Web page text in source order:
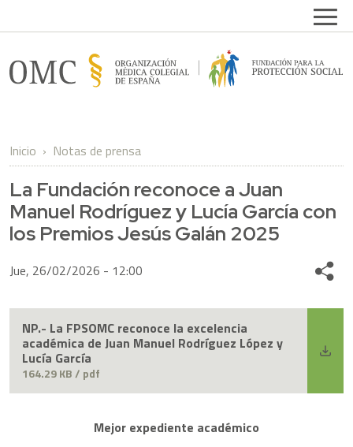
Inicio Notas de prensa
La Fundación reconoce a Juan
Manuel Rodríguez y Lucía García con
los Premios Jesús Galán 2025
Jue, 26/02/2026 - 12:00 Share
NP.- La FPSOMC reconoce la excelencia
académica de Juan Manuel Rodríguez López y
Lucía García
164.29 KB / pdf
Mejor expediente académico